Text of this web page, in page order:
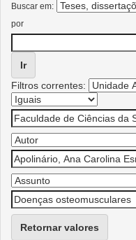
Buscar em:
por
Filtros correntes:
Retornar valores